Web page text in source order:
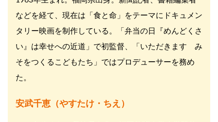
などを経て、現在は「食と命」をテーマにドキュメン
タリー映画を制作している。「弁当の日『めんどくさ
い』は幸せへの近道」で初監督、「いただきます み
そをつくるこどもたち」ではプロデューサーを務め
た。
安武千恵（やすたけ・ちえ）